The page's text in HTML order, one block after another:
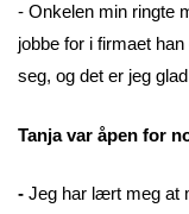
- Onkelen min ringte
jobbe for i firmaet
seg, og det er jeg
Tanja var åpen for
- Jeg har lært meg at